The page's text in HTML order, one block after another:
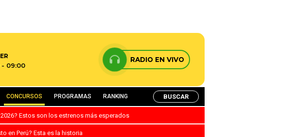
09:00
RADIO EN VIVO
CONCURSOS PROGRAMAS RANKING BUSCAR
Estos son los estrenos más esperados
en Perú? Esta es la historia